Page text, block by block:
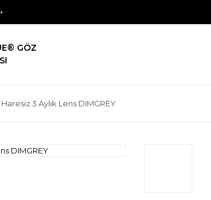
GÖZ
3 Aylık Lens DIMGREY